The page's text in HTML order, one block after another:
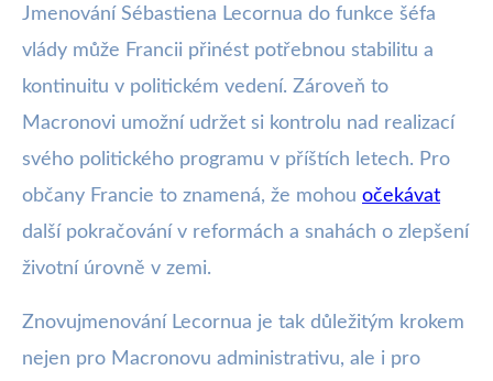
Jmenování Sébastiena Lecornua do funkce šéfa
vlády může Francii přinést potřebnou stabilitu a
kontinuitu v politickém vedení. Zároveň to
Macronovi umožní udržet si kontrolu nad realizací
svého politického programu v příštích letech. Pro
občany Francie to znamená, že mohou očekávat
další pokračování v reformách a snahách o zlepšení
životní úrovně v zemi.
Znovujmenování Lecornua je tak důležitým krokem
nejen pro Macronovu administrativu, ale i pro